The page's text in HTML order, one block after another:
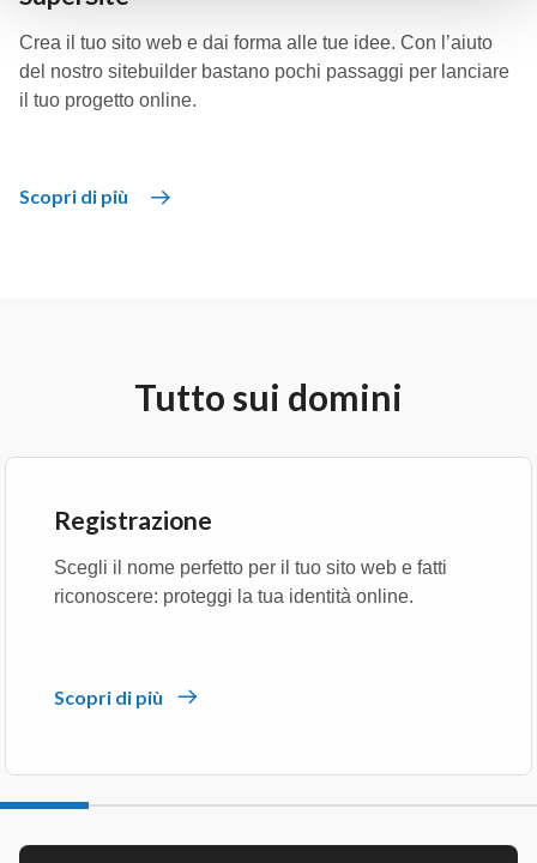
Crea il tuo sito web e dai forma alle tue idee. Con l’aiuto
del nostro sitebuilder bastano pochi passaggi per lanciare
il tuo progetto online.
Scopri di più
Tutto sui domini
Registrazione
Scegli il nome perfetto per il tuo sito web e fatti
riconoscere: proteggi la tua identità online.
Scopri di più